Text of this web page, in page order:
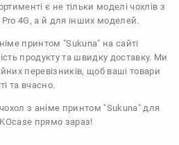
є не тільки моделі чохлів з
4G, а й для інших моделей.
принтом "Sukuna" на сайті
продукту та швидку доставку. Ми
перевізників, щоб ваші товари
та вчасно.
з аніме принтом "Sukuna" для
прямо зараз!